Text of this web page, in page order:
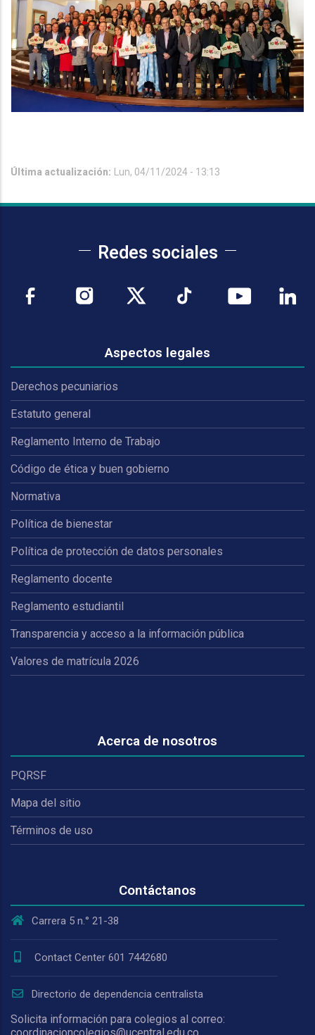
Última actualización: Lun, 04/11/2024 - 13:13
Redes sociales
Aspectos legales
Derechos pecuniarios
Estatuto general
Reglamento Interno de Trabajo
Código de ética y buen gobierno
Normativa
Política de bienestar
Política de protección de datos personales
Reglamento docente
Reglamento estudiantil
Transparencia y acceso a la información pública
Valores de matrícula 2026
Acerca de nosotros
PQRSF
Mapa del sitio
Términos de uso
Contáctanos
Carrera 5 n.° 21-38
Contact Center 601 7442680
Directorio de dependencia centralista
Solicita información para colegios al correo: